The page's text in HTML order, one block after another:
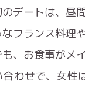
デートは、昼
フランス料
、お食事がメ
わせで、女性